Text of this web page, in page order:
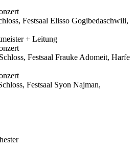
Festsaal Elisso Gogibedaschwili,
+ Leitung
Festsaal Frauke Adomeit, Harfe
Festsaal Syon Najman,